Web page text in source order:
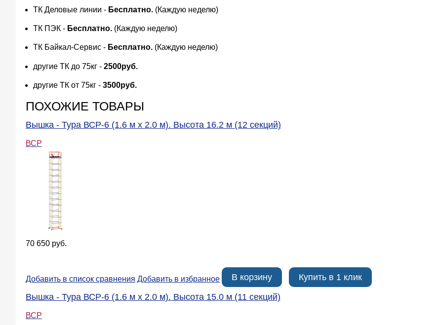
ТК Деловые линии - Бесплатно. (Каждую неделю)
ТК ПЭК - Бесплатно. (Каждую неделю)
ТК Байкал-Сервис - Бесплатно. (Каждую неделю)
другие ТК до 75кг - 2500руб.
другие ТК от 75кг - 3500руб.
ПОХОЖИЕ ТОВАРЫ
Вышка - Тура ВСР-6 (1.6 м х 2.0 м). Высота 16.2 м (12 секций)
ВСР
70 650 руб.
Добавить в список сравнения Добавить в избранное В корзину
Купить в 1 клик
Вышка - Тура ВСР-6 (1.6 м х 2.0 м). Высота 15.0 м (11 секций)
ВСР